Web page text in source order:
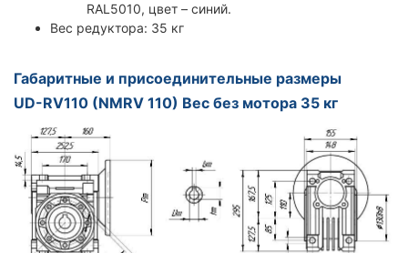
RAL5010, цвет – синий.
Вес редуктора: 35 кг
Габаритные и присоединительные размеры
UD-RV110 (NMRV 110) Вес без мотора 35 кг